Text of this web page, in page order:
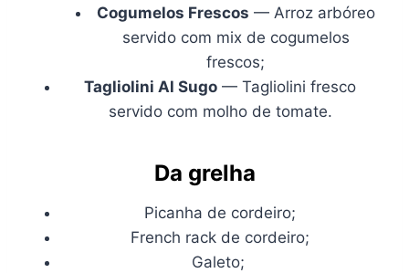
Cogumelos Frescos — Arroz arbóreo
servido com mix de cogumelos
frescos;
Tagliolini Al Sugo — Tagliolini fresco
servido com molho de tomate.
Da grelha
Picanha de cordeiro;
French rack de cordeiro;
Galeto;